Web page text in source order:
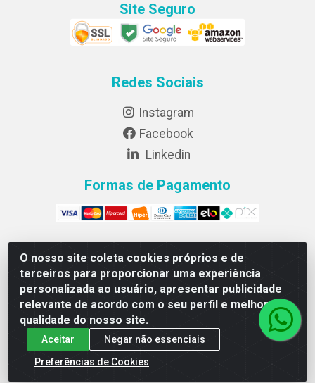
O nosso site coleta cookies próprios e de
terceiros para proporcionar uma experiência
personalizada ao usuário, apresentar publicidade
relevante de acordo com o seu perfil e melhorar a
qualidade do nosso site.
Aceitar
Negar não essenciais
Preferências de Cookies
Site Seguro
Redes Sociais
Instagram
Facebook
Linkedin
Formas de Pagamento
Lightsweet Industria e comercio de Alimentos LTDA -
CNPJ 82.015.652/0001-64 - Rodovia BR 376, km 188,
lote 300A - Marialva/PR - CEP 86990-000